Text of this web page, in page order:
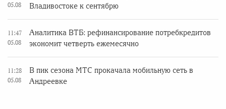
05.08
Владивостоке к сентябрю
11:47
05.08
Аналитика ВТБ: рефинансирование потребкредитов
экономит четверть ежемесячно
11:28
05.08
В пик сезона МТС прокачала мобильную сеть в
Андреевке